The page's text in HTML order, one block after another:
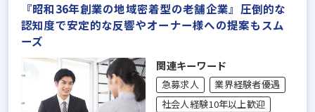
『昭和36年創業の地域密着型の老舗企業』圧倒的な
認知度で安定的な反響やオーナー様への提案もスム
ーズ
関連キーワード
急募求人
業界経験者優遇
社会人経験10年以上歓迎